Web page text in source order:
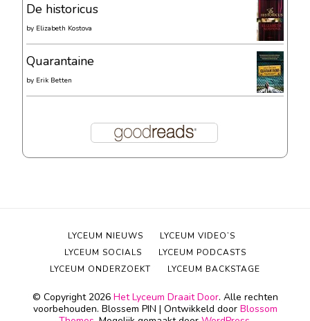
De historicus
by Elizabeth Kostova
Quarantaine
by Erik Betten
© Copyright 2026 Het Lyceum Draait Door. Alle rechten
voorbehouden. Blossem PIN | Ontwikkeld door Blossom
LYCEUM NIEUWS
LYCEUM VIDEO’S
LYCEUM SOCIALS
LYCEUM PODCASTS
LYCEUM ONDERZOEKT
LYCEUM BACKSTAGE